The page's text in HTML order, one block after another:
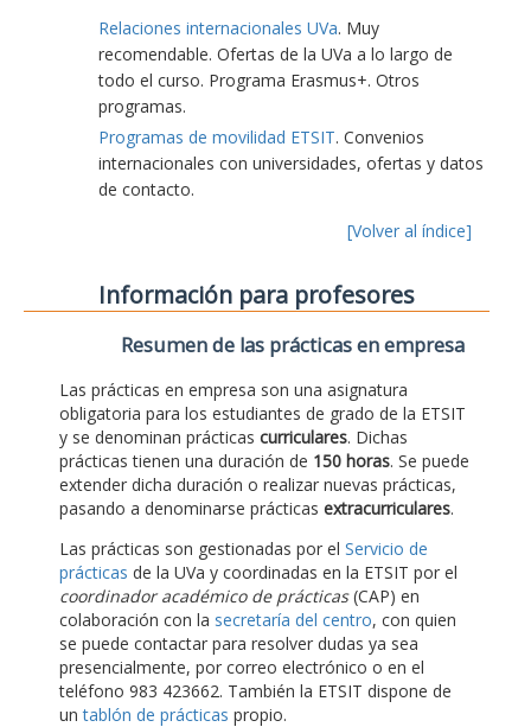
Relaciones internacionales UVa. Muy
recomendable. Ofertas de la UVa a lo largo de
todo el curso. Programa Erasmus+. Otros
programas.
Programas de movilidad ETSIT. Convenios
internacionales con universidades, ofertas y datos
de contacto.
[Volver al índice]
Información para profesores
Resumen de las prácticas en empresa
Las prácticas en empresa son una asignatura
obligatoria para los estudiantes de grado de la ETSIT
y se denominan prácticas curriculares. Dichas
prácticas tienen una duración de 150 horas. Se puede
extender dicha duración o realizar nuevas prácticas,
pasando a denominarse prácticas extracurriculares.
Las prácticas son gestionadas por el Servicio de
prácticas de la UVa y coordinadas en la ETSIT por el
coordinador académico de prácticas(CAP) en
colaboración con la secretaría del centro, con quien
se puede contactar para resolver dudas ya sea
presencialmente, por correo electrónico o en el
teléfono 983 423662. También la ETSIT dispone de
untablón de prácticas propio.